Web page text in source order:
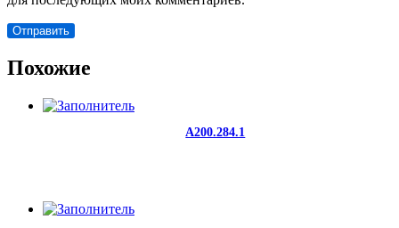
Похожие
A200.284.1